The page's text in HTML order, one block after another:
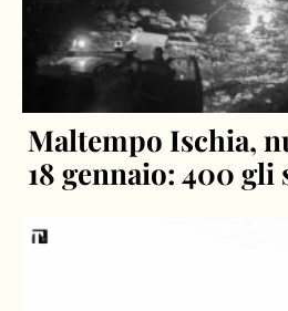
Maltempo Ischia,
18 gennaio: 400 gli